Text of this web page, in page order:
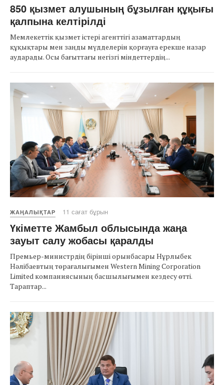
850 қызмет алушының бұзылған құқығы
қалпына келтірілді
Мемлекеттік қызмет істері агенттігі азаматтардың
құқықтары мен заңды мүдделерін қорғауға ерекше назар
аударады. Осы бағыттағы негізгі міндеттердің...
ЖАҢАЛЫҚТАР 11 сағат бұрын
Үкіметте Жамбыл облысында жаңа
зауыт салу жобасы қаралды
Премьер-министрдің бірінші орынбасары Нұрлыбек
Нәлібаевтың төрағалығымен Western Mining Corporation
Limited компаниясының басшылығымен кездесу өтті.
Тараптар...